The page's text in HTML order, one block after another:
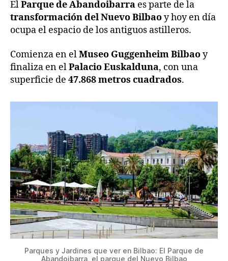
ElParque de Abandoibarra es parte de la
transformación del Nuevo Bilbaoy hoy en día
ocupa el espacio de los antiguos astilleros.
Comienza en elMuseo Guggenheim Bilbaoy
finaliza en elPalacio Euskalduna, con una
superficie de 47.868 metros cuadrados.
Parques y Jardines que ver en Bilbao: El Parque de
Abandoibarra, el parque del Nuevo Bilbao